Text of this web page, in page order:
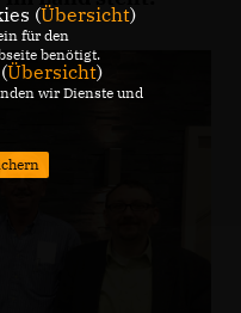
(Übersicht)
für den
benötigt.
Übersicht)
wir Dienste und